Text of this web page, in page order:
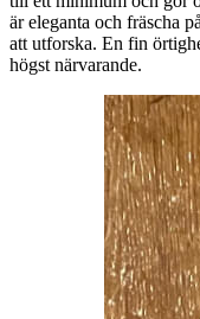
är eleganta och fräscha
att utforska. En fin
högst närvarande.